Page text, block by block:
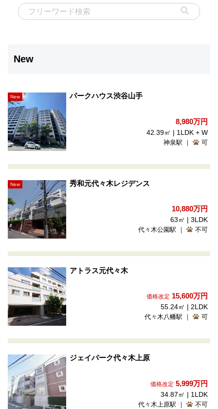
New
New パークハウス渋谷山手
8,980万円
42.39㎡ | 1LDK + W
神泉駅 ｜ 可
New 秀和元代々木レジデンス
10,880万円
63㎡ | 3LDK
代々木公園駅 ｜ 不可
アトラス元代々木
価格改定 15,600万円
55.24㎡ | 2LDK
代々木八幡駅 ｜ 可
ジェイパーク代々木上原
価格改定 5,999万円
34.87㎡ | 1LDK
代々木上原駅 ｜ 不可